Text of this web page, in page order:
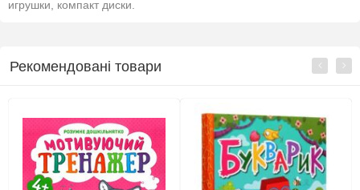
игрушки, компакт диски.
Рекомендовані товари